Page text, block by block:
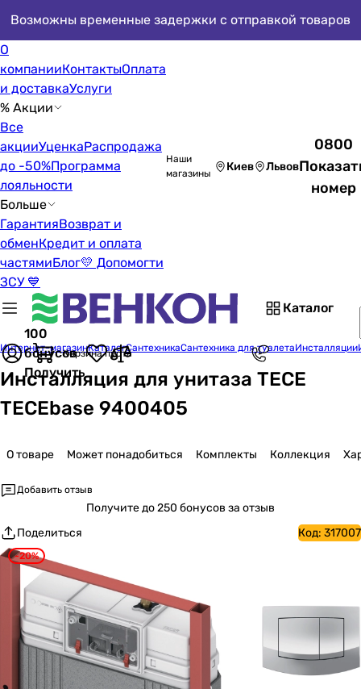
Возможны временные задержки с отправкой товаров
О
компанииКонтактыОплата
и доставкаУслуги
% Акции
Все
акцииУценкаРаспродажа
до -50%Программа
лояльности
Больше
ГарантияВозврат и
обменКредит и оплата
частямиБлог💛 Допомогти
ЗСУ 💙
Наши
магазины
Киев Львов
0800
номер
Каталог
100
бонусов
Получить
Корзина пуста
Интернет-магазинКаталогСантехникаСантехника для туалетаИнсталляции
Инсталляция для унитаза TECE
TECEbase 9400405
О товаре Может понадобиться Комплекты Коллекция
Добавить отзыв
Получитедо 250 бонусов за отзыв
Поделиться
Код: 317007
-20%